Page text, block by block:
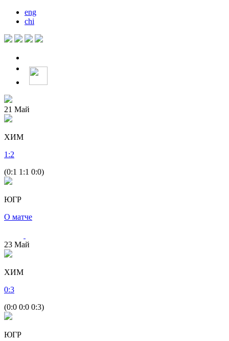
eng
chi
21 Май
ХИМ
1 :2
(0:1 1:1 0:0)
ЮГР
О матче
23 Май
ХИМ
0:3
(0:0 0:0 0:3)
ЮГР